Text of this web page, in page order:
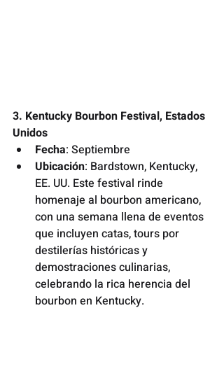
3. Kentucky Bourbon Festival, Estados
Unidos
Fecha: Septiembre
Ubicación: Bardstown, Kentucky,
EE. UU. Este festival rinde
homenaje al bourbon americano,
con una semana llena de eventos
que incluyen catas, tours por
destilerías históricas y
demostraciones culinarias,
celebrando la rica herencia del
bourbon en Kentucky.